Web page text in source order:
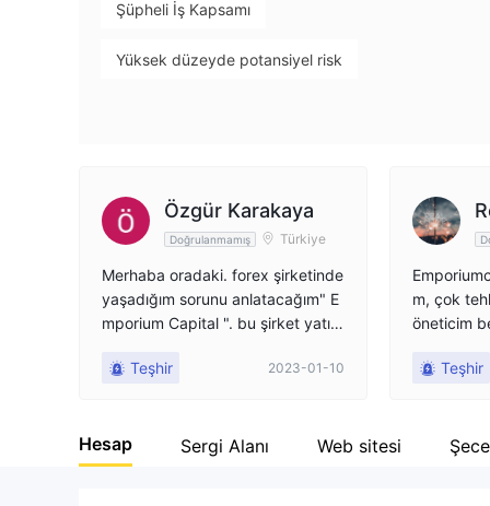
9
Şüpheli İş Kapsamı
Yüksek düzeyde potansiyel risk
Özgür Karakaya
Doğrulanmamış Türkiye
Merhaba oradaki. forex şirketinde
yaşadığım sorunu anlatacağım" E
mporium Capital ". bu şirket yatır
plamda 4500 usd yatırdım, para
halil isimli bir temsilci ile görüştürd
üler. türkçe bu temsilci bana para
Teşhir 2023-01-10
m, çok
öneticim
maları
an
Teşhir
Hesap Sergi Alanı Web sitesi